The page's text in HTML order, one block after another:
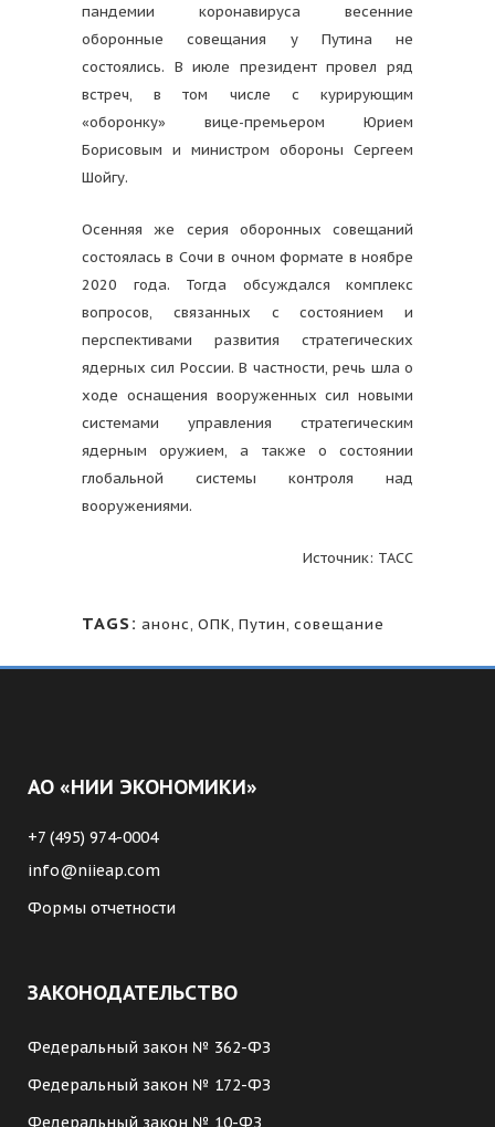
пандемии коронавируса весенние
оборонные совещания у Путина не
состоялись. В июле президент провел ряд
встреч, в том числе с курирующим
«оборонку» вице-премьером Юрием
Борисовым и министром обороны Сергеем
Шойгу.
Осенняя же серия оборонных совещаний
состоялась в Сочи в очном формате в ноябре
2020 года. Тогда обсуждался комплекс
вопросов, связанных с состоянием и
перспективами развития стратегических
ядерных сил России. В частности, речь шла о
ходе оснащения вооруженных сил новыми
системами управления стратегическим
ядерным оружием, а также о состоянии
глобальной системы контроля над
вооружениями.
Источник: ТАСС
TAGS: анонс, ОПК, Путин, совещание
АО «НИИ ЭКОНОМИКИ»
+7 (495) 974-0004
info@niieap.com
Формы отчетности
ЗАКОНОДАТЕЛЬСТВО
Федеральный закон № 362-ФЗ
Федеральный закон № 172-ФЗ
Федеральный закон № 10-ФЗ